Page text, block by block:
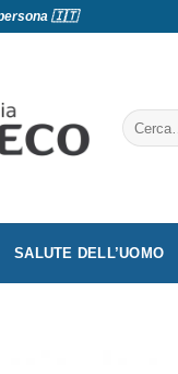
🇮🇹
Cerca:
SALUTE DELL’UOMO